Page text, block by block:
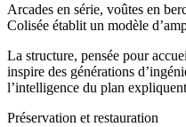
Arcades en série, voûtes en
Colisée établit un modèle
La structure, pensée pour
inspire des générations
l’intelligence du plan
Préservation et restauration